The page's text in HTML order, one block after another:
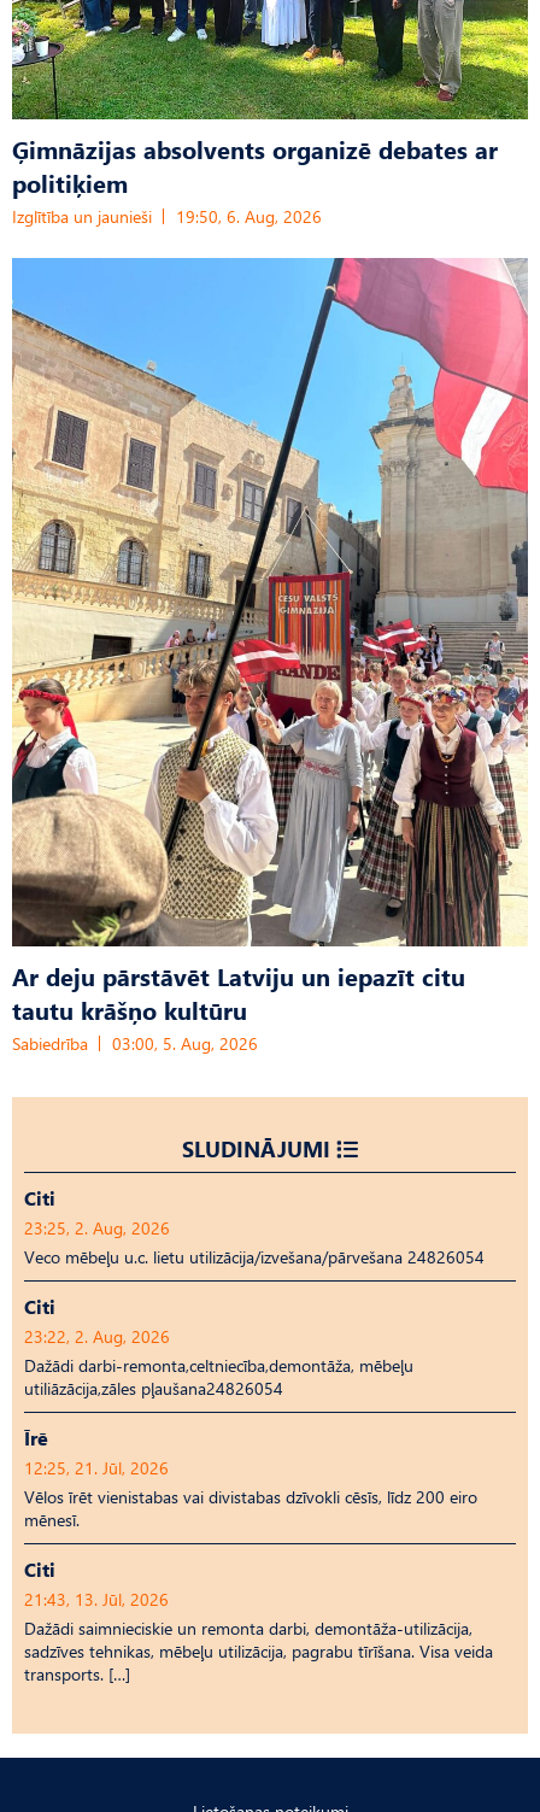
Ģimnāzijas absolvents organizē debates ar
politiķiem
Izglītība un jaunieši 19:50, 6. Aug, 2026
Ar deju pārstāvēt Latviju un iepazīt citu
tautu krāšņo kultūru
Sabiedrība 03:00, 5. Aug, 2026
SLUDINĀJUMI
Citi
23:25, 2. Aug, 2026
Veco mēbeļu u.c. lietu utilizācija/izvešana/pārvešana 24826054
Citi
23:22, 2. Aug, 2026
Dažādi darbi-remonta,celtniecība,demontāža, mēbeļu
utiliāzācija,zāles pļaušana24826054
Īrē
12:25, 21. Jūl, 2026
Vēlos īrēt vienistabas vai divistabas dzīvokli cēsīs, līdz 200 eiro
mēnesī.
Citi
21:43, 13. Jūl, 2026
Dažādi saimnieciskie un remonta darbi, demontāža-utilizācija,
sadzīves tehnikas, mēbeļu utilizācija, pagrabu tīrīšana. Visa veida
transports. […]